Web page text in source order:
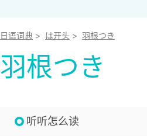
日语词典 > は开头 > 羽根つき
羽根つき
听听怎么读